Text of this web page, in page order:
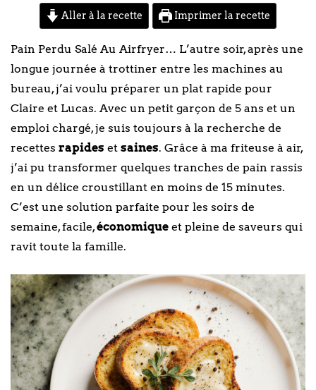
Aller à la recette Imprimer la recette
Pain Perdu Salé Au Airfryer… L’autre soir, après une
longue journée à trottiner entre les machines au
bureau, j’ai voulu préparer un plat rapide pour
Claire et Lucas. Avec un petit garçon de 5 ans et un
emploi chargé, je suis toujours à la recherche de
recettes rapides et saines. Grâce à ma friteuse à air,
j’ai pu transformer quelques tranches de pain rassis
en un délice croustillant en moins de 15 minutes.
C’est une solution parfaite pour les soirs de
semaine, facile,économique et pleine de saveurs qui
ravit toute la famille.